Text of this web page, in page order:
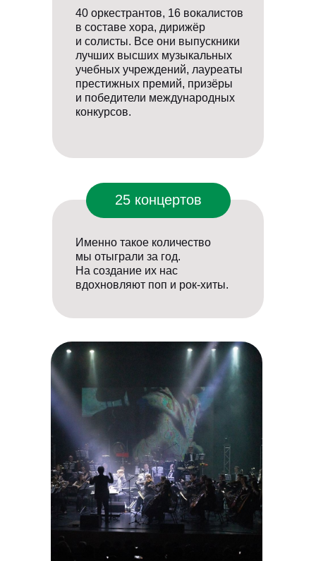
40 оркестрантов, 16 вокалистов
в составе хора, дирижёр
и солисты. Все они выпускники
лучших высших музыкальных
учебных учреждений, лауреаты
престижных премий, призёры
и победители международных
конкурсов.
Именно такое количество
мы отыграли за год.
На создание их нас
вдохновляют поп и рок-хиты.
25 концертов